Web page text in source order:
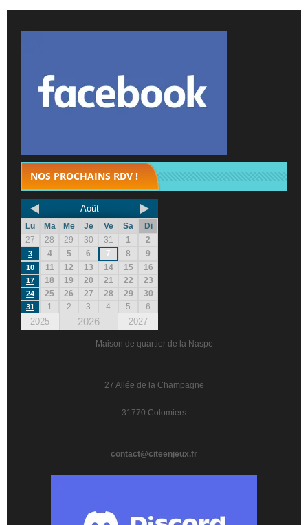
NOS PROCHAINS RDV !
Août
Lu Ma Me Je Ve Sa
Di
27
28 29 30 31 1 2
3 4 5 6 7 8 9
10 11 12 13 14 15 16
17 18 19 20 21 22 23
24 25 26 27 28 29 30
31 1 2 3 4 5 6
2025 2026 2027
Maison de quartier de la Naspe
27 Allée de la Champagne
31770 Colomiers
contact@citeenjeux.fr